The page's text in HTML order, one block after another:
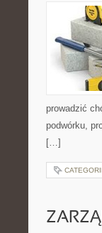
prowadzić
podwórku,
[…]